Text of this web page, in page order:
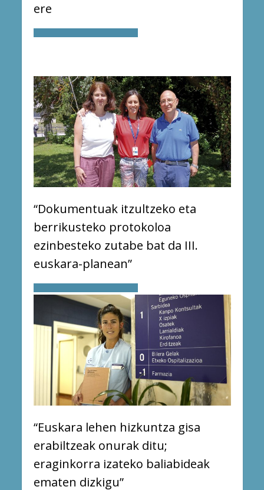
ere
“Dokumentuak itzultzeko eta
berrikusteko protokoloa
ezinbesteko zutabe bat da III.
euskara-planean”
“Euskara lehen hizkuntza gisa
erabiltzeak onurak ditu;
eraginkorra izateko baliabideak
ematen dizkigu”